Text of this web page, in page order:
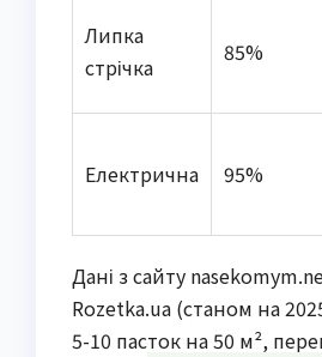
Липка
стрічка
85%
Електрична 95%
Дані з сайту
Rozetka.ua (станом на
5-10 пасток на 50 м²,